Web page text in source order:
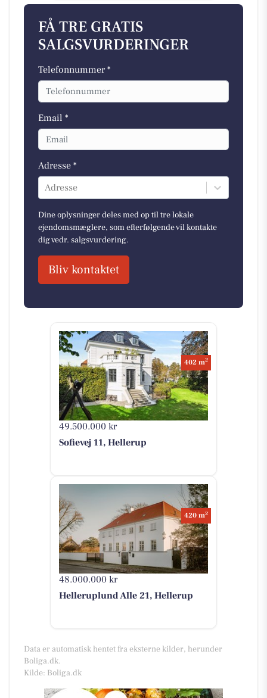
FÅ TRE GRATIS
SALGSVURDERINGER
Telefonnummer *
Email *
Adresse *
Adresse
Dine oplysninger deles med op til tre lokale
ejendomsmæglere, som efterfølgende vil kontakte
dig vedr. salgsvurdering.
Bliv kontaktet
49.500.000 kr
402 m2
Sofievej 11, Hellerup
48.000.000 kr
420 m2
Helleruplund Alle 21, Hellerup
Data er automatisk hentet fra eksterne kilder, herunder
Boliga.dk.
Kilde: Boliga.dk